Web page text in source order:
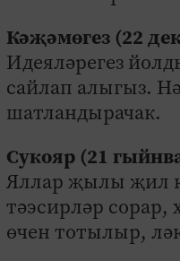
Кәҗәмөгез (22
Идеяләрегез
сайлап алыгыз.
шатландырачак.
Сукояр (21
Яллар җылы җил
тәэсирләр сорар,
өчен тотылыр,